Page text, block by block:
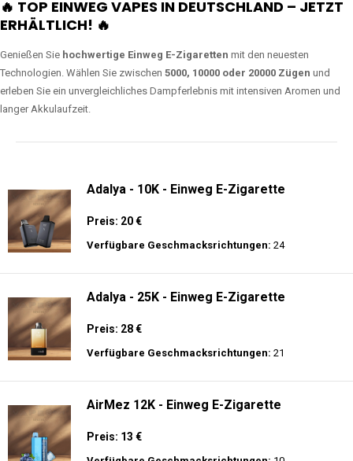
🔥 TOP EINWEG VAPES IN DEUTSCHLAND – JETZT
ERHÄLTLICH! 🔥
Genießen Sie hochwertige Einweg E-Zigaretten mit den neuesten
Technologien. Wählen Sie zwischen 5000, 10000 oder 20000 Zügen und
erleben Sie ein unvergleichliches Dampferlebnis mit intensiven Aromen und
langer Akkulaufzeit.
Adalya - 10K - Einweg E-Zigarette
Preis: 20 €
Verfügbare Geschmacksrichtungen: 24
Adalya - 25K - Einweg E-Zigarette
Preis: 28 €
Verfügbare Geschmacksrichtungen: 21
AirMez 12K - Einweg E-Zigarette
Preis: 13 €